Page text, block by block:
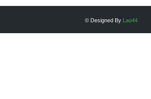
© Designed By Lao44